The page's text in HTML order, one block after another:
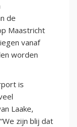
de
Maastricht
vanaf
worden
is
Laake,
zijn blij dat